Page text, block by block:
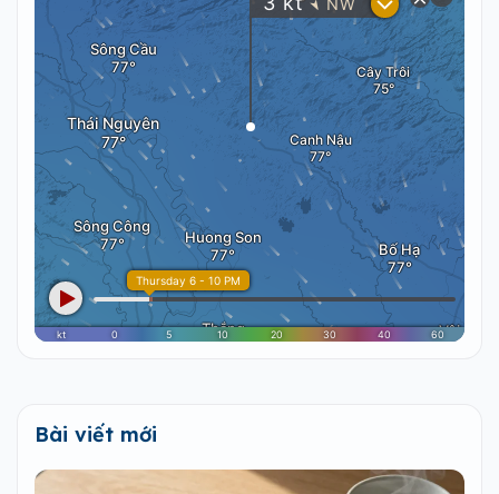
Bài viết mới